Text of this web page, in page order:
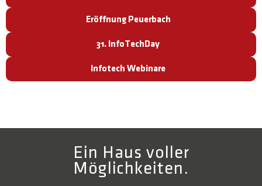
Eröffnung Peuerbach
31. InfoTechDay
Infotech Webinare
Ein Haus voller
Möglichkeiten.